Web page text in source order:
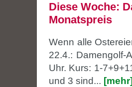
Diese Woche:
Monatspreis
Wenn alle
22.4.: Damengolf-
Uhr. Kurs: 1-
und 3 sind...